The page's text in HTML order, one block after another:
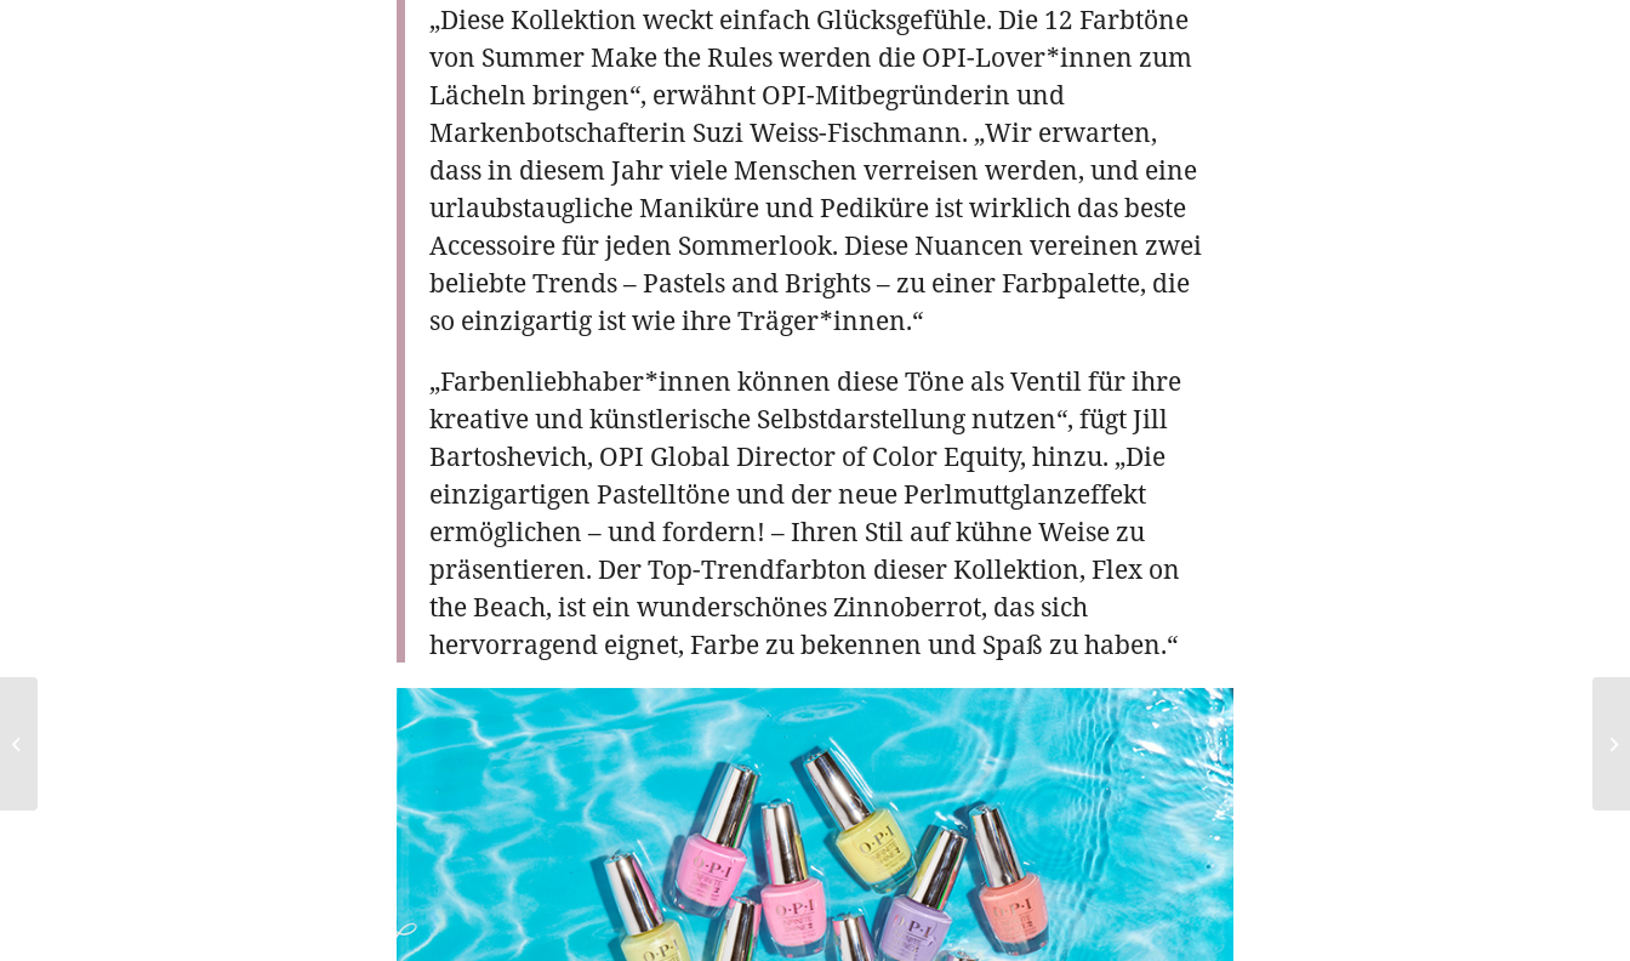
„Diese Kollektion weckt einfach Glücksgefühle. Die 12 Farbtöne
von Summer Make the Rules werden die OPI-Lover*innen zum
Lächeln bringen“, erwähnt OPI-Mitbegründerin und
Markenbotschafterin Suzi Weiss-Fischmann. „Wir erwarten,
dass in diesem Jahr viele Menschen verreisen werden, und eine
urlaubstaugliche Maniküre und Pediküre ist wirklich das beste
Accessoire für jeden Sommerlook. Diese Nuancen vereinen zwei
beliebte Trends – Pastels and Brights – zu einer Farbpalette, die
so einzigartig ist wie ihre Träger*innen.“
„Farbenliebhaber*innen können diese Töne als Ventil für ihre
kreative und künstlerische Selbstdarstellung nutzen“, fügt Jill
Bartoshevich, OPI Global Director of Color Equity, hinzu. „Die
einzigartigen Pastelltöne und der neue Perlmuttglanzeffekt
ermöglichen – und fordern! – Ihren Stil auf kühne Weise zu
präsentieren. Der Top-Trendfarbton dieser Kollektion, Flex on
the Beach, ist ein wunderschönes Zinnoberrot, das sich
hervorragend eignet, Farbe zu bekennen und Spaß zu haben.“